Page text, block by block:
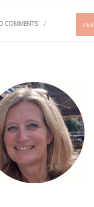
COMMENTS